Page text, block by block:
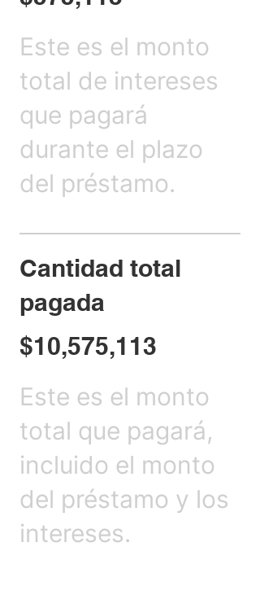
Este es el monto
total de intereses
que pagará
durante el plazo
del préstamo.
Cantidad total
pagada
$10,575,113
Este es el monto
total que pagará,
incluido el monto
del préstamo y los
intereses.